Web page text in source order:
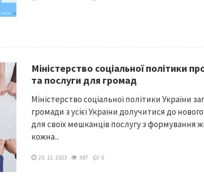
Міністерство соціальної політики
та послуги для громад
Міністерство соціальної політики України
громади з усієї України долучитися до
для своїх мешканців послугу з формування
кожна...
20. 12. 2023 387 0